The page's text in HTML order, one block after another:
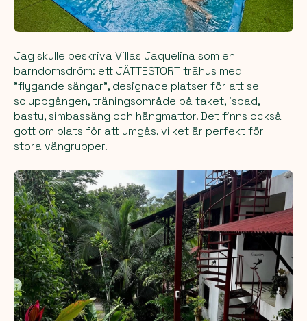
Jag skulle beskriva Villas Jaquelina som en
barndomsdröm: ett JÄTTESTORT trähus med
"flygande sängar", designade platser för att se
soluppgången, träningsområde på taket, isbad,
bastu, simbassäng och hängmattor. Det finns också
gott om plats för att umgås, vilket är perfekt för
stora vängrupper.